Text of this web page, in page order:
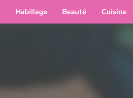
Habillage Beauté Cuisine